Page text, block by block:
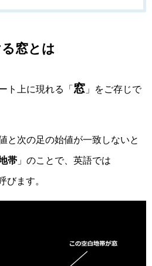
窓とは
ト上に現れる「 窓 」をご存じで
と次の足の始値が一致しないと
帯 」のことで、英語では
びます。